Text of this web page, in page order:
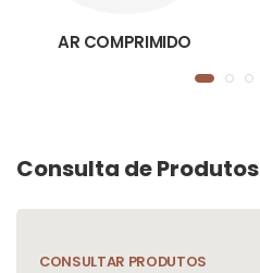
AR COMPRIMIDO
Consulta de Produtos
CONSULTAR PRODUTOS